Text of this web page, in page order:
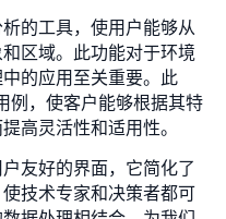
的工具，使用户能够从
区域。此功能对于环境
的应用至关重要。此
例，使客户能够根据其特
高灵活性和适用性。
友好的界面，它简化了
技术专家和决策者都可